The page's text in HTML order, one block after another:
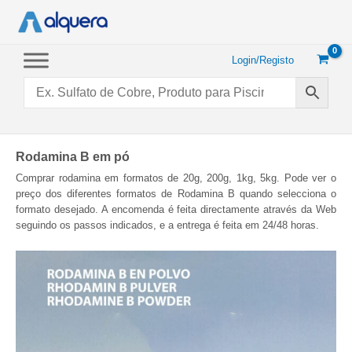
conteúdo
Login/Registo
Rodamina B em pó
Comprar rodamina em formatos de 20g, 200g, 1kg, 5kg. Pode ver o
preço dos diferentes formatos de Rodamina B quando selecciona o
formato desejado. A encomenda é feita directamente através da Web
seguindo os passos indicados, e a entrega é feita em 24/48 horas.